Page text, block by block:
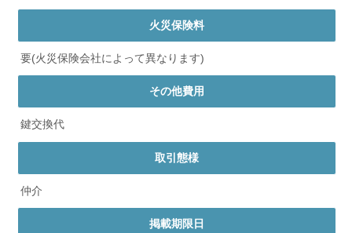
火災保険料
要(火災保険会社によって異なります)
その他費用
鍵交換代
取引態様
仲介
掲載期限日